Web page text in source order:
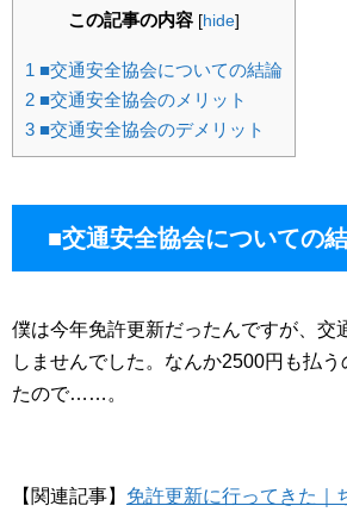
この記事の内容 [hide]
1 ■交通安全協会についての結論
2 ■交通安全協会のメリット
3 ■交通安全協会のデメリット
■交通安全協会についての
僕は今年免許更新だったんですが、交
しませんでした。なんか2500円も払
たので……。
【関連記事】 免許更新に行ってきた｜